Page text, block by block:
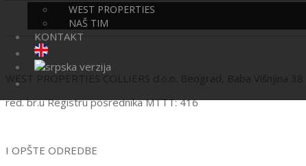
WEST PROPERTIES
NAŠ TIM
KONTAKT
WEST PROPERTIES COLLIERS d.o.o. Beograd, Baba
red. br.u Registru posrednika MTTT: 416
I OPŠTE ODREDBE